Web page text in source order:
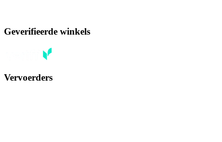
Geverifieerde winkels
Vervoerders